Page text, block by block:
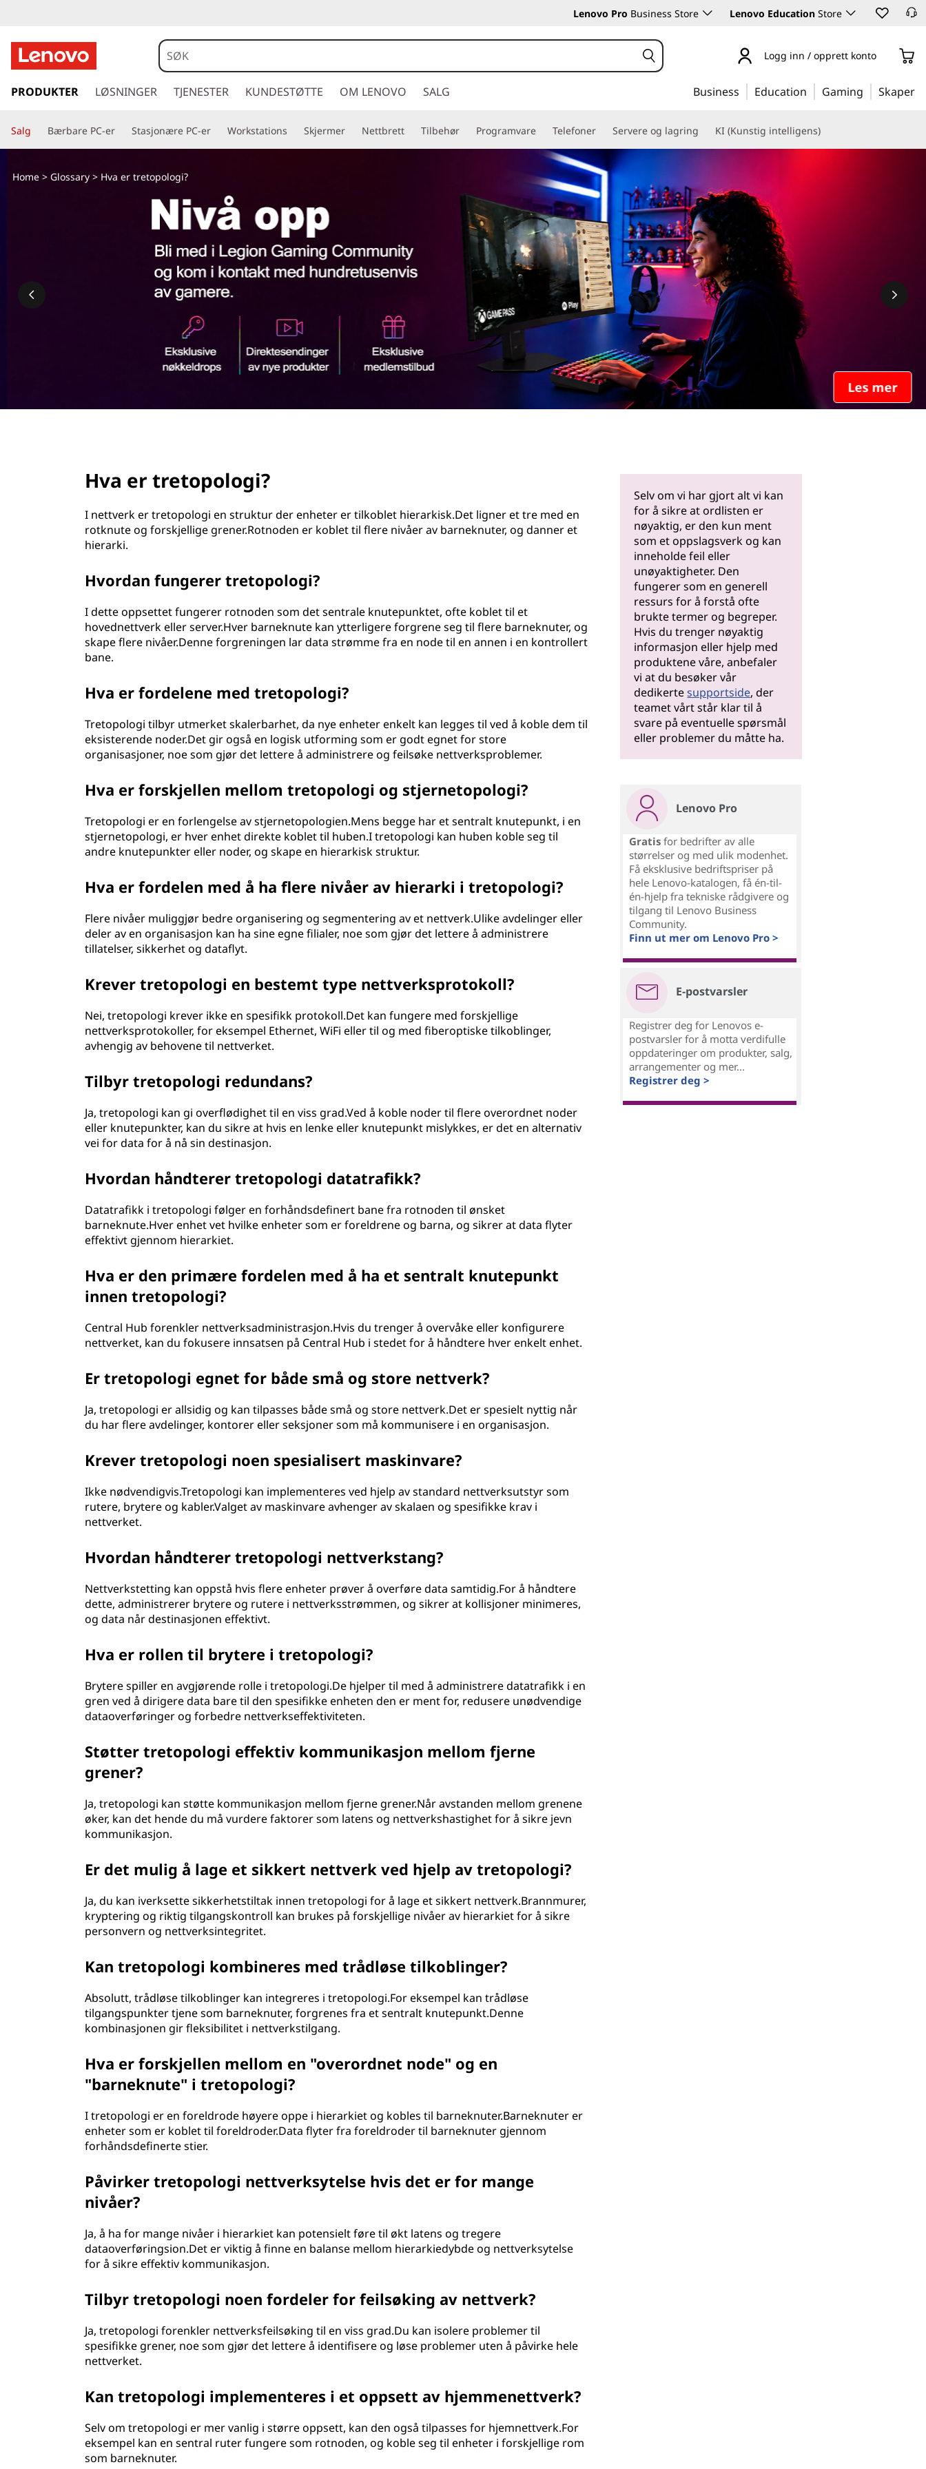
a
d
ä
Lenovo Pro Business Store Lenovo Education Store
å
l
h
v
Logg inn / opprett konto
PRODUKTER LØSNINGER TJENESTER KUNDESTØTTE OM LENOVO SALG Business Education Gaming Skaper
Salg Bærbare PC-er Stasjonære PC-er Workstations Skjermer Nettbrett Tilbehør Programvare Telefoner Servere og lagring KI (Kunstig intelligens)
Les mer
Home > Glossary > Hva er tretopologi?
Hva er tretopologi?
I nettverk er tretopologi en struktur der enheter er tilkoblet hierarkisk.Det ligner et tre med en
rotknute og forskjellige grener.Rotnoden er koblet til flere nivåer av barneknuter, og danner et
hierarki.
Hvordan fungerer tretopologi?
I dette oppsettet fungerer rotnoden som det sentrale knutepunktet, ofte koblet til et
hovednettverk eller server.Hver barneknute kan ytterligere forgrene seg til flere barneknuter, og
skape flere nivåer.Denne forgreningen lar data strømme fra en node til en annen i en kontrollert
bane.
Hva er fordelene med tretopologi?
Tretopologi tilbyr utmerket skalerbarhet, da nye enheter enkelt kan legges til ved å koble dem til
eksisterende noder.Det gir også en logisk utforming som er godt egnet for store
organisasjoner, noe som gjør det lettere å administrere og feilsøke nettverksproblemer.
Hva er forskjellen mellom tretopologi og stjernetopologi?
Tretopologi er en forlengelse av stjernetopologien.Mens begge har et sentralt knutepunkt, i en
stjernetopologi, er hver enhet direkte koblet til huben.I tretopologi kan huben koble seg til
andre knutepunkter eller noder, og skape en hierarkisk struktur.
Hva er fordelen med å ha flere nivåer av hierarki i tretopologi?
Flere nivåer muliggjør bedre organisering og segmentering av et nettverk.Ulike avdelinger eller
deler av en organisasjon kan ha sine egne filialer, noe som gjør det lettere å administrere
tillatelser, sikkerhet og dataflyt.
Krever tretopologi en bestemt type nettverksprotokoll?
Nei, tretopologi krever ikke en spesifikk protokoll.Det kan fungere med forskjellige
nettverksprotokoller, for eksempel Ethernet, WiFi eller til og med fiberoptiske tilkoblinger,
avhengig av behovene til nettverket.
Tilbyr tretopologi redundans?
Ja, tretopologi kan gi overflødighet til en viss grad.Ved å koble noder til flere overordnet noder
eller knutepunkter, kan du sikre at hvis en lenke eller knutepunkt mislykkes, er det en alternativ
vei for data for å nå sin destinasjon.
Hvordan håndterer tretopologi datatrafikk?
Datatrafikk i tretopologi følger en forhåndsdefinert bane fra rotnoden til ønsket
barneknute.Hver enhet vet hvilke enheter som er foreldrene og barna, og sikrer at data flyter
effektivt gjennom hierarkiet.
Hva er den primære fordelen med å ha et sentralt knutepunkt
innen tretopologi?
Central Hub forenkler nettverksadministrasjon.Hvis du trenger å overvåke eller konfigurere
nettverket, kan du fokusere innsatsen på Central Hub i stedet for å håndtere hver enkelt enhet.
Er tretopologi egnet for både små og store nettverk?
Ja, tretopologi er allsidig og kan tilpasses både små og store nettverk.Det er spesielt nyttig når
du har flere avdelinger, kontorer eller seksjoner som må kommunisere i en organisasjon.
Krever tretopologi noen spesialisert maskinvare?
Ikke nødvendigvis.Tretopologi kan implementeres ved hjelp av standard nettverksutstyr som
rutere, brytere og kabler.Valget av maskinvare avhenger av skalaen og spesifikke krav i
nettverket.
Hvordan håndterer tretopologi nettverkstang?
Nettverkstetting kan oppstå hvis flere enheter prøver å overføre data samtidig.For å håndtere
dette, administrerer brytere og rutere i nettverksstrømmen, og sikrer at kollisjoner minimeres,
og data når destinasjonen effektivt.
Hva er rollen til brytere i tretopologi?
Brytere spiller en avgjørende rolle i tretopologi.De hjelper til med å administrere datatrafikk i en
gren ved å dirigere data bare til den spesifikke enheten den er ment for, redusere unødvendige
dataoverføringer og forbedre nettverkseffektiviteten.
Støtter tretopologi effektiv kommunikasjon mellom fjerne
grener?
Ja, tretopologi kan støtte kommunikasjon mellom fjerne grener.Når avstanden mellom grenene
øker, kan det hende du må vurdere faktorer som latens og nettverkshastighet for å sikre jevn
kommunikasjon.
Er det mulig å lage et sikkert nettverk ved hjelp av tretopologi?
Ja, du kan iverksette sikkerhetstiltak innen tretopologi for å lage et sikkert nettverk.Brannmurer,
kryptering og riktig tilgangskontroll kan brukes på forskjellige nivåer av hierarkiet for å sikre
personvern og nettverksintegritet.
Kan tretopologi kombineres med trådløse tilkoblinger?
Absolutt, trådløse tilkoblinger kan integreres i tretopologi.For eksempel kan trådløse
tilgangspunkter tjene som barneknuter, forgrenes fra et sentralt knutepunkt.Denne
kombinasjonen gir fleksibilitet i nettverkstilgang.
Hva er forskjellen mellom en "overordnet node" og en
"barneknute" i tretopologi?
I tretopologi er en foreldrode høyere oppe i hierarkiet og kobles til barneknuter.Barneknuter er
enheter som er koblet til foreldroder.Data flyter fra foreldroder til barneknuter gjennom
forhåndsdefinerte stier.
Påvirker tretopologi nettverksytelse hvis det er for mange
nivåer?
Ja, å ha for mange nivåer i hierarkiet kan potensielt føre til økt latens og tregere
dataoverføringsion.Det er viktig å finne en balanse mellom hierarkiedybde og nettverksytelse
for å sikre effektiv kommunikasjon.
Tilbyr tretopologi noen fordeler for feilsøking av nettverk?
Ja, tretopologi forenkler nettverksfeilsøking til en viss grad.Du kan isolere problemer til
spesifikke grener, noe som gjør det lettere å identifisere og løse problemer uten å påvirke hele
nettverket.
Kan tretopologi implementeres i et oppsett av hjemmenettverk?
Selv om tretopologi er mer vanlig i større oppsett, kan den også tilpasses for hjemnettverk.For
eksempel kan en sentral ruter fungere som rotnoden, og koble seg til enheter i forskjellige rom
som barneknuter.
Selv om vi har gjort alt vi kan
for å sikre at ordlisten er
nøyaktig, er den kun ment
som et oppslagsverk og kan
inneholde feil eller
unøyaktigheter. Den
fungerer som en generell
ressurs for å forstå ofte
brukte termer og begreper.
Hvis du trenger nøyaktig
informasjon eller hjelp med
produktene våre, anbefaler
vi at du besøker vår
dedikertesupportside, der
teamet vårt står klar til å
svare på eventuelle spørsmål
eller problemer du måtte ha.
Lenovo Pro
Gratis for bedrifter av alle
størrelser og med ulik modenhet.
Få eksklusive bedriftspriser på
hele Lenovo-katalogen, få én-til-
én-hjelp fra tekniske rådgivere og
tilgang til Lenovo Business
Community.
Finn ut mer om Lenovo Pro >
E-postvarsler
Registrer deg for Lenovos e-
postvarsler for å motta verdifulle
oppdateringer om produkter, salg,
arrangementer og mer...
Registrer deg >